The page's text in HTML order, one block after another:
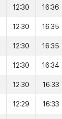
12:30 16:36
12:30 16:35
12:30 16:35
12:30 16:34
12:30 16:33
12:29 16:33